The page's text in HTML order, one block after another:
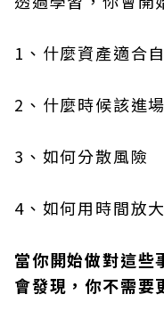
1、什麼資產適合
2、什麼時候該進場
3、如何分散風險
4、如何用時間放
當你開始做對這些
會發現，你不需要